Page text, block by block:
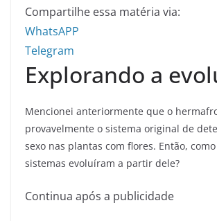
Compartilhe essa matéria via:
WhatsAPP
Telegram
Explorando a
Mencionei anteriormente que o
provavelmente o sistema original de
sexo nas plantas com flores. Então,
sistemas evoluíram a partir dele?
Continua após a publicidade